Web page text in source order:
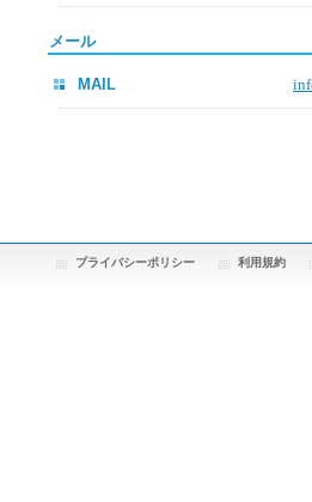
メール
MAIL
プライバシーポリシー 利用規約